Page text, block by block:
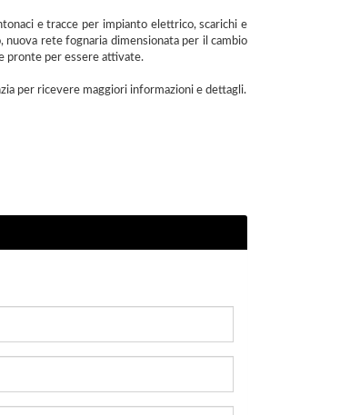
e tracce per impianto elettrico, scarichi e
nuova rete fognaria dimensionata per il cambio
pronte per essere attivate.
per ricevere maggiori informazioni e dettagli.